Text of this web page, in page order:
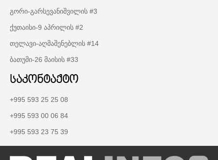
გორი-გარსევანიშვილის #3
ქუთაისი-9 აპრილის #2
თელავი-აღმაშენებლის #14
ბათუმი-26 მაისის #33
საკონტაქტო
+995 593 25 25 08
+995 593 00 06 84
+995 593 23 75 39